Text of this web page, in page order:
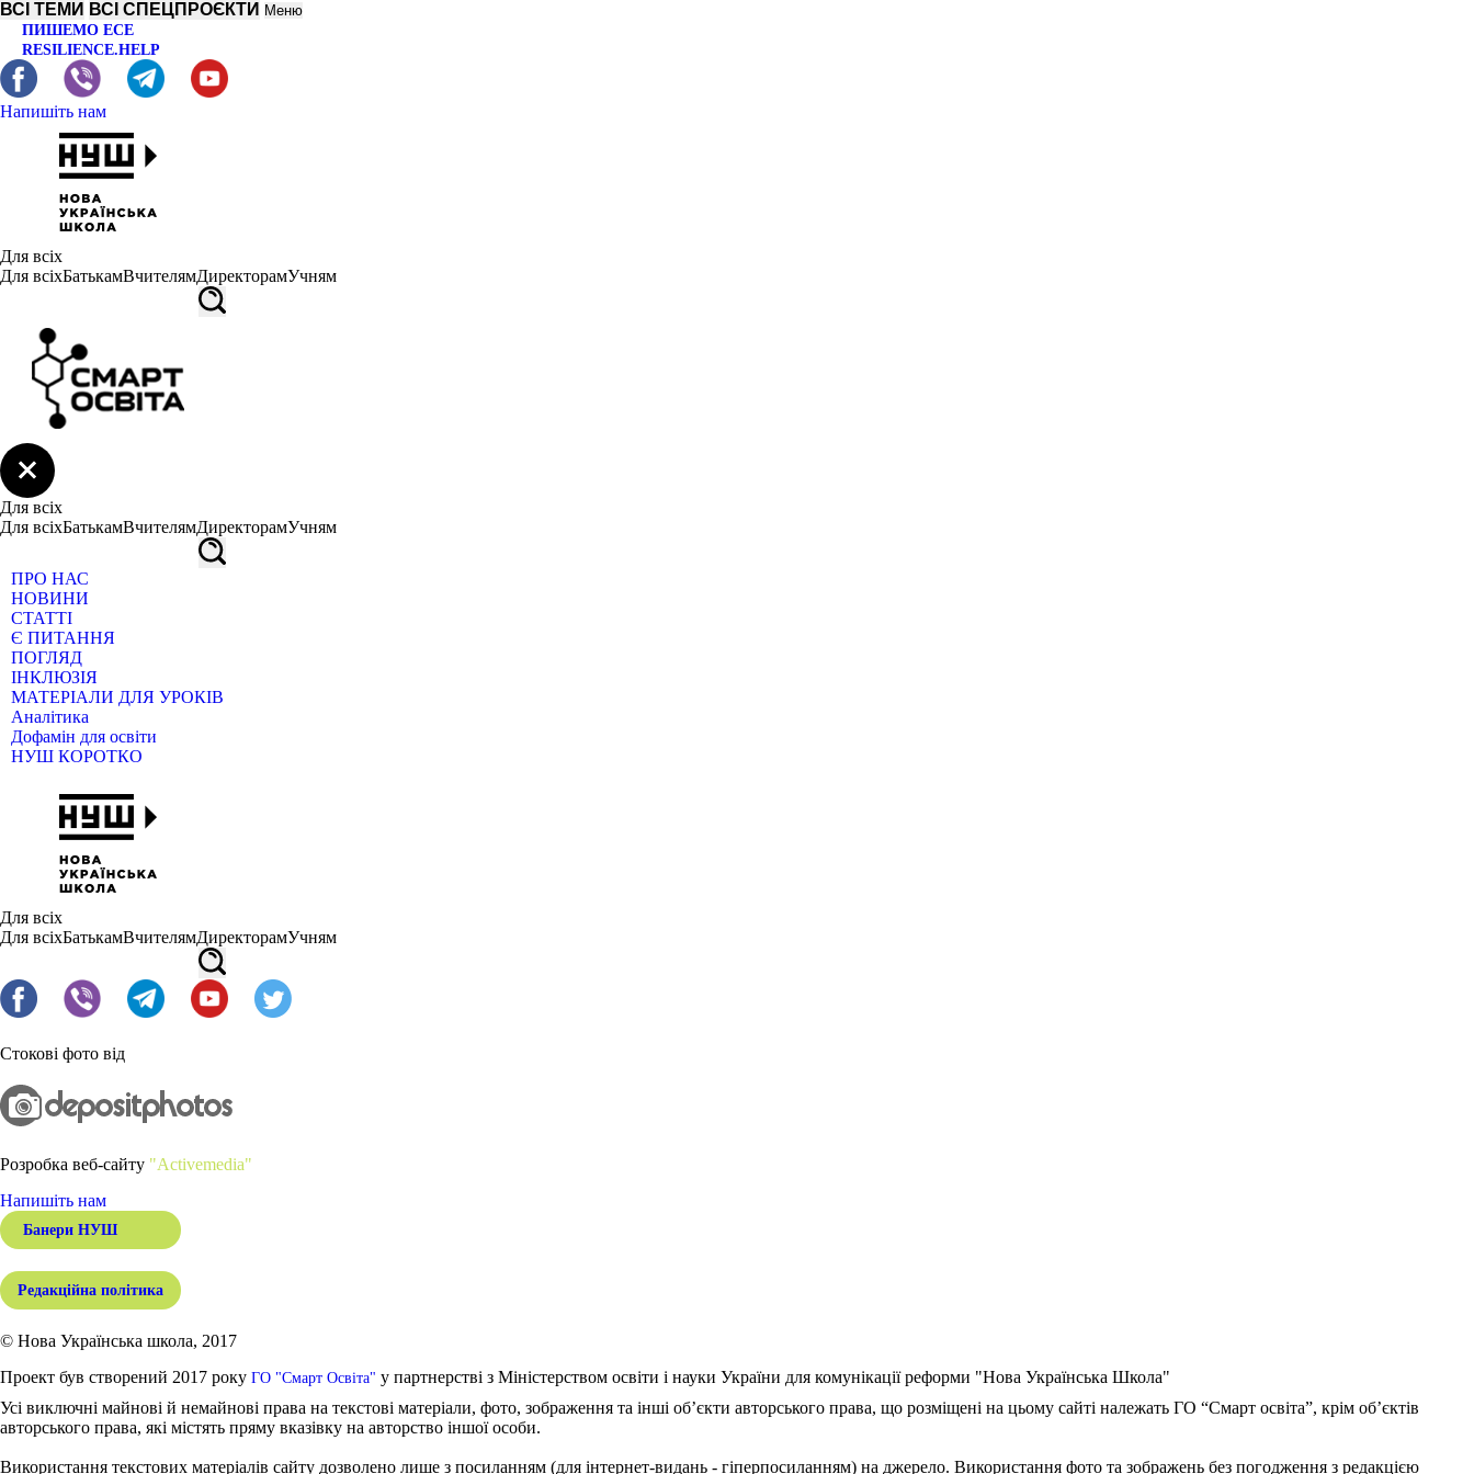
ВСІ ТЕМИ ВСІ СПЕЦПРОЄКТИ Меню
ПИШЕМО ЕСЕ
RESILIENCE.HELP
Напишіть нам
Для всіх
Для всіхБатькамВчителямДиректорамУчням
Для всіх
Для всіхБатькамВчителямДиректорамУчням
ПРО НАС
НОВИНИ
СТАТТІ
Є ПИТАННЯ
ПОГЛЯД
ІНКЛЮЗІЯ
МАТЕРІАЛИ ДЛЯ УРОКІВ
Аналітика
Дофамін для освіти
НУШ КОРОТКО
Для всіх
Для всіхБатькамВчителямДиректорамУчням
Стокові фото від
Розробка веб-сайту "Activemedia"
Напишіть нам
Банери НУШ
Редакційна політика
© Нова Українська школа, 2017
Проект був створений 2017 року ГО "Смарт Освіта" у партнерстві з Міністерством освіти і науки України для комунікації реформи "Нова Українська Школа"
Усі виключні майнові й немайнові права на текстові матеріали, фото, зображення та інші об’єкти авторського права, що розміщені на цьому сайті належать ГО “Смарт освіта”, крім об’єктів
авторського права, які містять пряму вказівку на авторство іншої особи.
Використання текстових матеріалів сайту дозволено лише з посиланням (для інтернет-видань - гіперпосиланням) на джерело. Використання фото та зображень без погодження з редакцією